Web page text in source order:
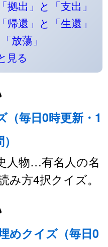
「拠出」と「支出」
「帰還」と「生還」
放蕩」
見る
（毎日0時更新・1
人物…有名人の名
み方4択クイズ。
めクイズ（毎日0